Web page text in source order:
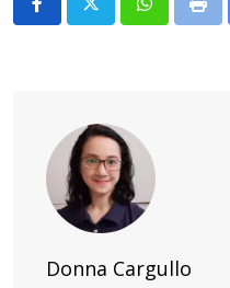
Whatsapp
Print
Donna Cargullo